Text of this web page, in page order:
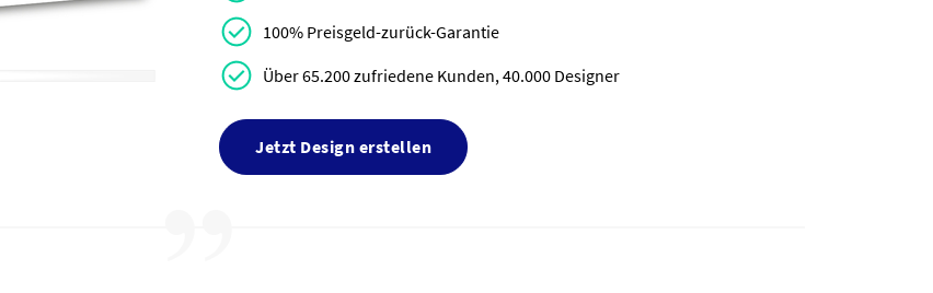
100% Preisgeld-zurück-Garantie
Über 65.200 zufriedene Kunden, 40.000 Designer
Jetzt Design erstellen